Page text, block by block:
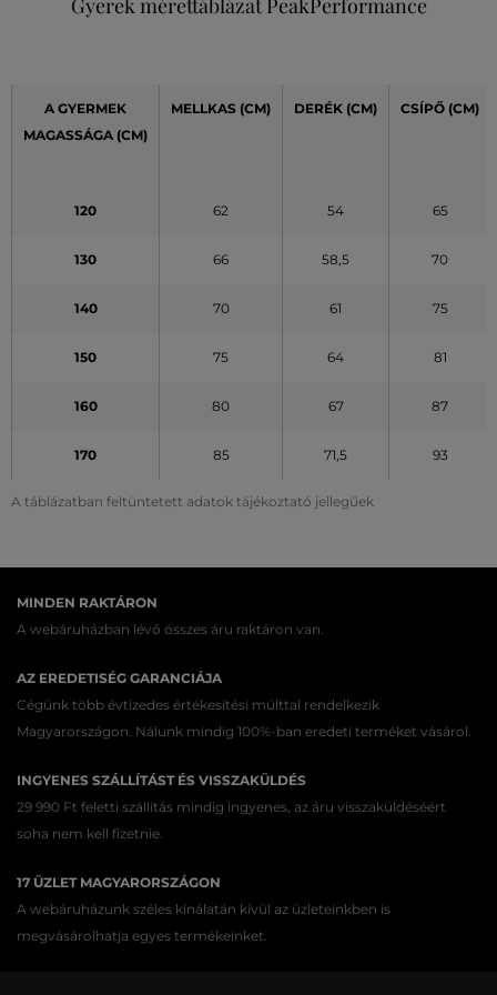
Gyerek mérettáblázat PeakPerformance
A táblázatban feltüntetett adatok tájékoztató jellegűek
A GYERMEK
MAGASSÁGA (CM)
MELLKAS (CM) DERÉK (CM) CSÍPŐ (CM)
120 62 54 65
130 66 58,5 70
140 70 61 75
150 75 64 81
160 80 67 87
170 85 71,5 93
MINDEN RAKTÁRON
A webáruházban lévő összes áru raktáron van.
AZ EREDETISÉG GARANCIÁJA
Cégünk több évtizedes értékesítési múlttal rendelkezik
Magyarországon. Nálunk mindig 100%-ban eredeti terméket vásárol.
INGYENES SZÁLLÍTÁST ÉS VISSZAKÜLDÉS
29 990 Ft feletti szállítás mindig ingyenes, az áru visszaküldéséért
soha nem kell fizetnie.
17 ÜZLET MAGYARORSZÁGON
A webáruházunk széles kínálatán kívül az üzleteinkben is
megvásárolhatja egyes termékeinket.